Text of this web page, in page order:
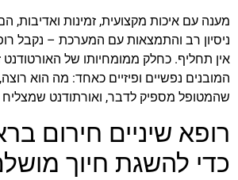
מענה עם איכות מקצועית, זמינות ואדיבות,
ניסיון רב והתמצאות עם המערכת – נקבל
אין תחליף. כחלק ממומחיותו של האורטודנט
המובנים נפשיים ופיזיים כאחד: מה הוא
שהמטופל מספיק לדבר, ואורתודנט
רופא שיניים חירום
כדי להשגת חיוך